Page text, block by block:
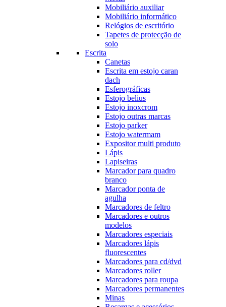
Mobiliário auxiliar
Mobiliário informático
Relógios de escritório
Tapetes de protecção de
solo
Escrita
Canetas
Escrita em estojo caran
dach
Esferográficas
Estojo belius
Estojo inoxcrom
Estojo outras marcas
Estojo parker
Estojo watermam
Expositor multi produto
Lápis
Lapiseiras
Marcador para quadro
branco
Marcador ponta de
agulha
Marcadores de feltro
Marcadores e outros
modelos
Marcadores especiais
Marcadores lápis
fluorescentes
Marcadores para cd/dvd
Marcadores roller
Marcadores para roupa
Marcadores permanentes
Minas